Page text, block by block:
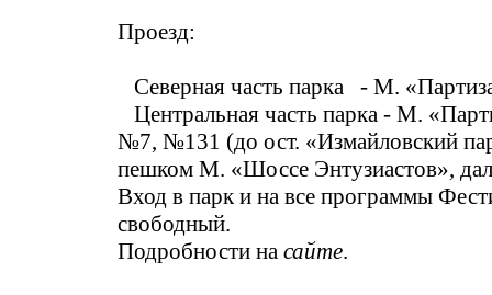
Проезд:
Северная часть парка - М.
Центральная часть парка - М.
№7, №131 (до ост. «Измайловский
пешком М. «Шоссе Энтузиастов»,
Вход в парк и на все программы
свободный.
Подробности на сайте.